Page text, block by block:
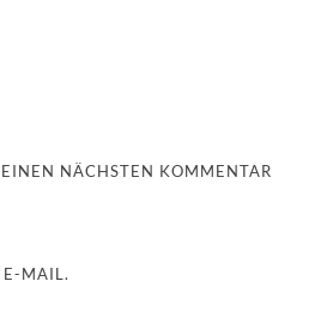
NÄCHSTEN KOMMENTAR
E-MAIL.